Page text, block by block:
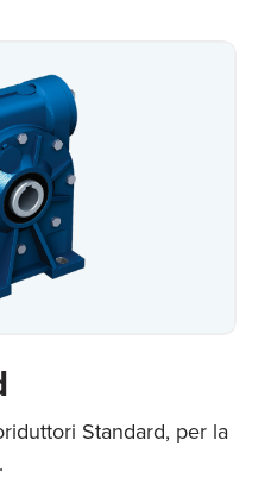
Standard, per la